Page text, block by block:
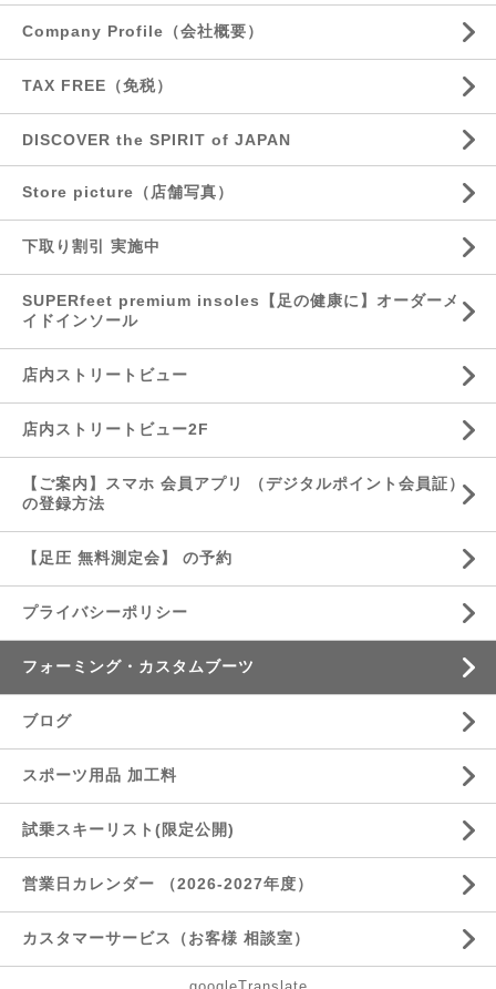
Company Profile（会社概要）
TAX FREE（免税）
DISCOVER the SPIRIT of JAPAN
Store picture（店舗写真）
下取り割引 実施中
SUPERfeet premium insoles【足の健康に】オーダーメ
イドインソール
店内ストリートビュー
店内ストリートビュー2F
【ご案内】スマホ 会員アプリ （デジタルポイント会員証）
の登録方法
【足圧 無料測定会】 の予約
プライバシーポリシー
フォーミング・カスタムブーツ
ブログ
スポーツ用品 加工料
試乗スキーリスト(限定公開)
営業日カレンダー （2026-2027年度）
カスタマーサービス（お客様 相談室）